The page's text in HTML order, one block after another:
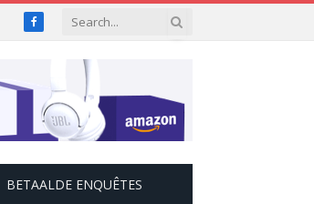
Facebook
BETAALDE ENQUÊTES